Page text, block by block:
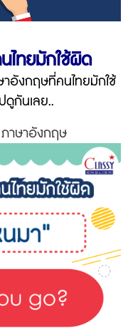
ไทยมักใช้ผิด
าอังกฤษที่คนไทยมักใช้
ดูกันเลย..
าษาอังกฤษ